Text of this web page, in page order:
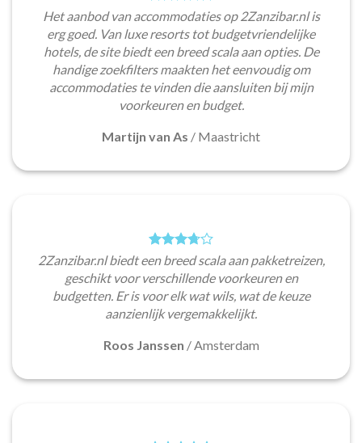
Het aanbod van accommodaties op 2Zanzibar.nl is
erg goed. Van luxe resorts tot budgetvriendelijke
hotels, de site biedt een breed scala aan opties. De
handige zoekfilters maakten het eenvoudig om
accommodaties te vinden die aansluiten bij mijn
voorkeuren en budget.
Martijn van As / Maastricht
2Zanzibar.nl biedt een breed scala aan pakketreizen,
geschikt voor verschillende voorkeuren en
budgetten. Er is voor elk wat wils, wat de keuze
aanzienlijk vergemakkelijkt.
Roos Janssen /Amsterdam